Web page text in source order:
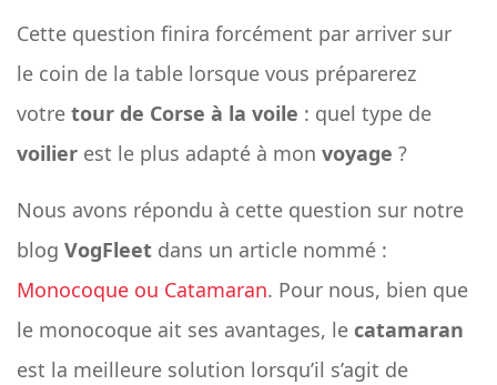
Cette question finira forcément par arriver sur
le coin de la table lorsque vous préparerez
votre tour de Corse à la voile : quel type de
voilier est le plus adapté à mon voyage ?
Nous avons répondu à cette question sur notre
blog VogFleet dans un article nommé :
Monocoque ou Catamaran. Pour nous, bien que
le monocoque ait ses avantages, le catamaran
est la meilleure solution lorsqu’il s’agit de